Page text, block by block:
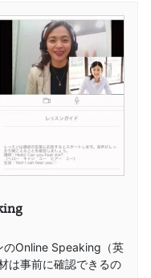
のOnline Speaking（英
は事前に確認できるの